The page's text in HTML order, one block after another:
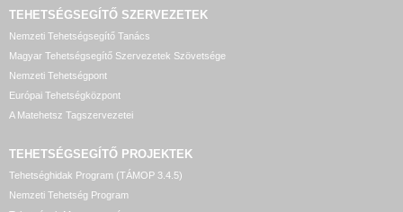
TEHETSÉGSEGÍTŐ SZERVEZETEK
Nemzeti Tehetségsegítő Tanács
Magyar Tehetségsegítő Szervezetek Szövetsége
Nemzeti Tehetségpont
Európai Tehetségközpont
A Matehetsz Tagszervezetei
TEHETSÉGSEGÍTŐ PROJEKTEK
Tehetséghidak Program (TÁMOP 3.4.5)
Nemzeti Tehetség Program